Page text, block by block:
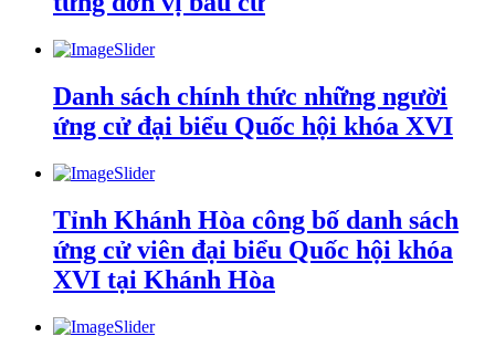
Danh sách chính thức những người
ứng cử đại biểu Quốc hội khóa XVI
Tỉnh Khánh Hòa công bố danh sách
ứng cử viên đại biểu Quốc hội khóa
XVI tại Khánh Hòa